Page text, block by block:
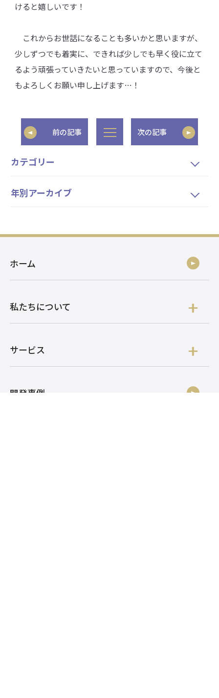
けると嬉しいです！
これからお世話になることも多いかと思いますが、
少しずつでも着実に、できれば少しでも早く役に立て
るよう頑張っていきたいと思っていますので、今後と
もよろしくお願い申し上げます…！
前の記事 次の記事
カテゴリー
年別アーカイブ
ホーム
私たちについて
サービス
開発事例